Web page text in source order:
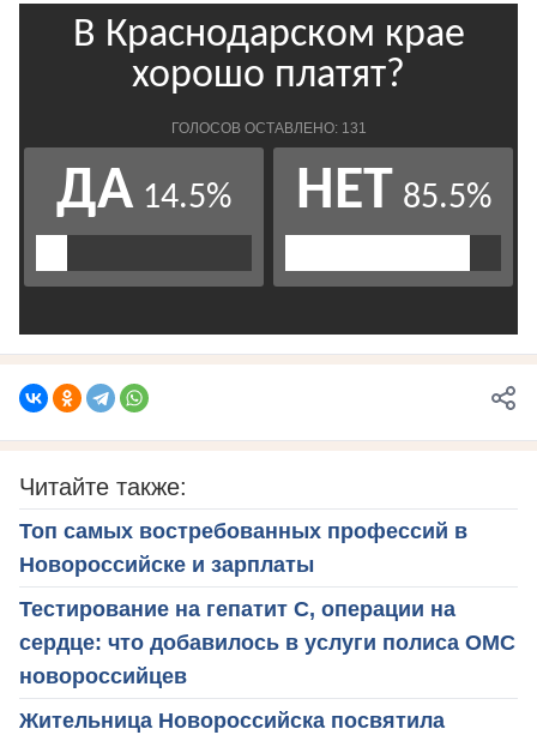
Читайте также:
Топ самых востребованных профессий в
Новороссийске и зарплаты
Тестирование на гепатит С, операции на
сердце: что добавилось в услуги полиса ОМС
новороссийцев
Жительница Новороссийска посвятила